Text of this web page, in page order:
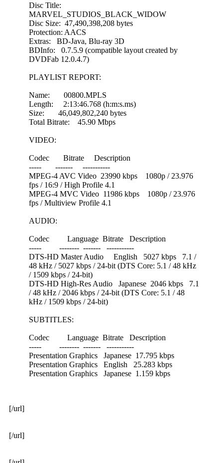
Disc Title:
MARVEL_STUDIOS_BLACK_WIDOW
Disc Size: 47,490,398,208 bytes
Protection: AACS
Extras: BD-Java, Blu-ray 3D
BDInfo: 0.7.5.9 (compatible layout created by
DVDFab 12.0.4.7)
PLAYLIST REPORT:
Name: 00800.MPLS
Length: 2:13:46.768 (h:m:s.ms)
Size: 46,049,802,240 bytes
Total Bitrate: 45.90 Mbps
VIDEO:
Codec Bitrate Description
----- ------- -----------
MPEG-4 AVC Video 23990 kbps 1080p / 23.976
fps / 16:9 / High Profile 4.1
MPEG-4 MVC Video 11986 kbps 1080p / 23.976
fps / Multiview Profile 4.1
AUDIO:
Codec Language Bitrate Description
----- -------- ------- -----------
DTS-HD Master Audio English 5027 kbps 7.1 /
48 kHz / 5027 kbps / 24-bit (DTS Core: 5.1 / 48 kHz
/ 1509 kbps / 24-bit)
DTS-HD High-Res Audio Japanese 2046 kbps 7.1
/ 48 kHz / 2046 kbps / 24-bit (DTS Core: 5.1 / 48
kHz / 1509 kbps / 24-bit)
SUBTITLES:
Codec Language Bitrate Description
----- -------- ------- -----------
Presentation Graphics Japanese 17.795 kbps
Presentation Graphics English 25.283 kbps
Presentation Graphics Japanese 1.159 kbps
[/url]
[/url]